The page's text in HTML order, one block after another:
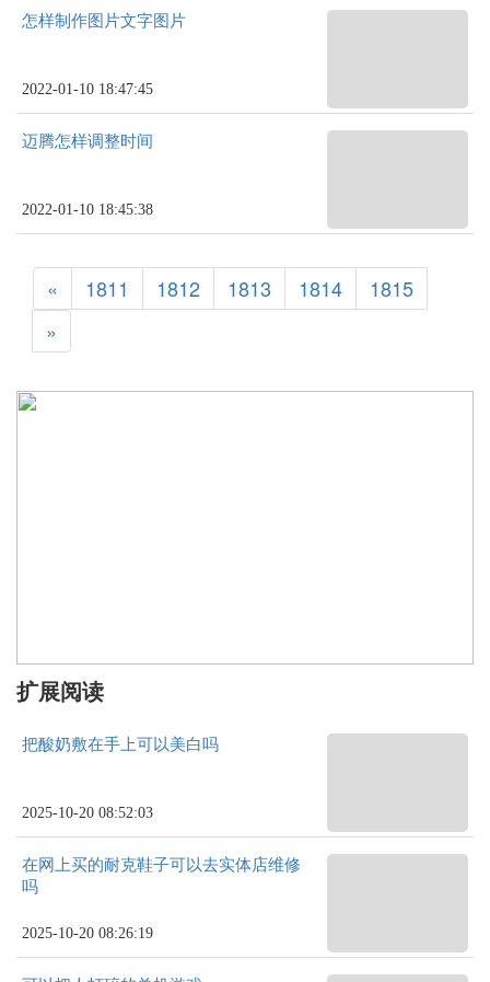
怎样制作图片文字图片
2022-01-10 18:47:45
迈腾怎样调整时间
2022-01-10 18:45:38
« 1811 1812 1813 1814
1815
»
扩展阅读
把酸奶敷在手上可以美白吗
2025-10-20 08:52:03
在网上买的耐克鞋子可以去实体店维修
吗
2025-10-20 08:26:19